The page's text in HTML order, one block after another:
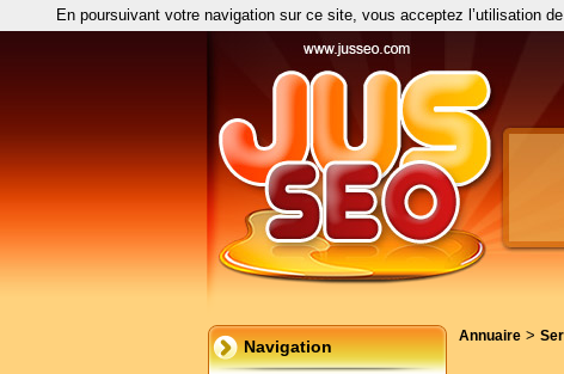
Navigation
Annuaire >
En poursuivant votre navigation sur ce site, vous acceptez l’utilisation